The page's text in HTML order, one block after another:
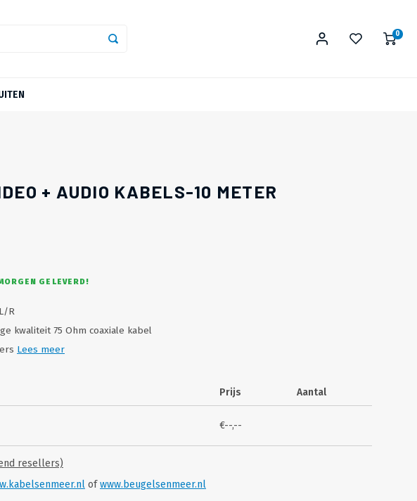
0
+ AUDIO KABELS-10 METER
GELEVERD!
R
kwaliteit 75 Ohm coaxiale kabel
Lees meer
Prijs Aantal
€--,--
resellers)
ofwww.beugelsenmeer.nl